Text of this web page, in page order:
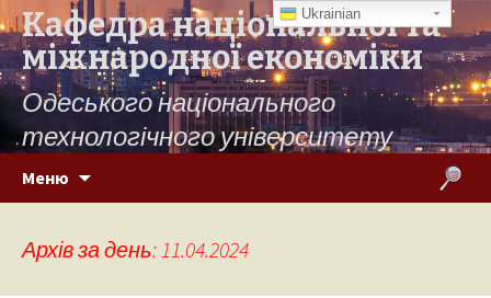
Кафедра національної та
міжнародної економіки
Одеського національного
технологічного університету
Меню Пошук:
Архів за день: 11.04.2024
Ukrainian